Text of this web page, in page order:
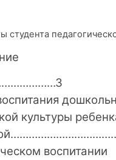
студента
культуры
воспитании